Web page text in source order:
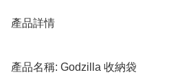
產品詳情
產品名稱: Godzilla 收納袋